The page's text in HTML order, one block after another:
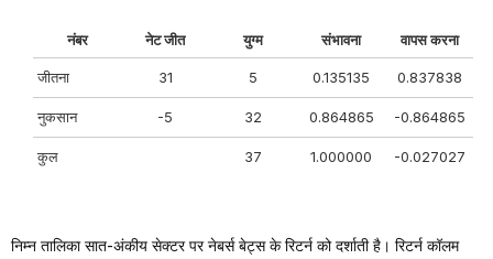
नंबर नेट जीत युग्म संभावना वापस करना
जीतना 31 5 0.135135 0.837838
नुकसान -5 32 0.864865 -0.864865
कुल 37 1.000000 -0.027027
निम्न तालिका सात-अंकीय सेक्टर पर नेबर्स बेट्स के रिटर्न को दर्शाती है। रिटर्न कॉलम